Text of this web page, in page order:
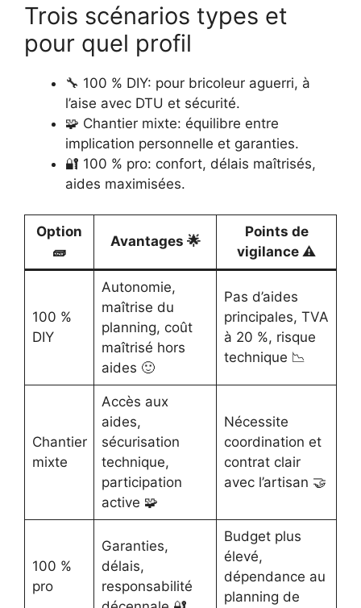
Trois scénarios types et
pour quel profil
🔧 100 % DIY: pour bricoleur aguerri, à
l’aise avec DTU et sécurité.
🧩 Chantier mixte: équilibre entre
implication personnelle et garanties.
🔐 100 % pro: confort, délais maîtrisés,
aides maximisées.
Option
🧱
Avantages 🌟
Points de
vigilance ⚠️
100 %
DIY
Autonomie,
maîtrise du
planning, coût
maîtrisé hors
aides 🙂
Pas d’aides
principales, TVA
à 20 %, risque
technique 📉
Chantier
mixte
Accès aux
aides,
sécurisation
technique,
participation
active 🧩
Nécessite
coordination et
contrat clair
avec l’artisan 🤝
100 %
pro
Garanties,
délais,
responsabilité
Budget plus
élevé,
dépendance au
planning de